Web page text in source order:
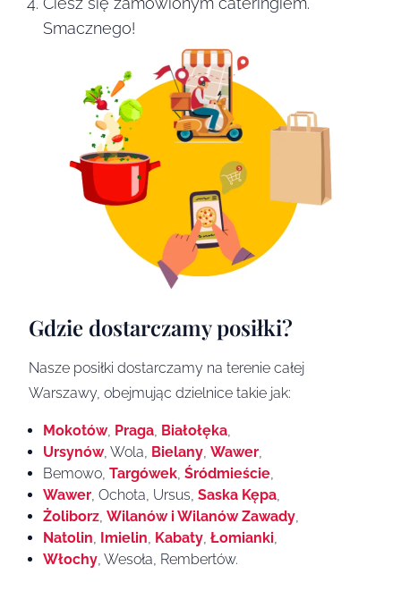
Smacznego!
Gdzie dostarczamy posiłki?
Nasze posiłki dostarczamy na terenie całej
Warszawy, obejmując dzielnice takie jak:
Mokotów, Praga Białołęka
Ursynów, Wola, Bielany Wawer
Bemowo, Targówek Śródmieście
Wawer , Ochota, Ursus, Saska Kępa
Żoliborz Wilanów i Wilanów Zawady
Natolin Imielin Kabaty Łomianki
Włochy , Wesoła, Rembertów.